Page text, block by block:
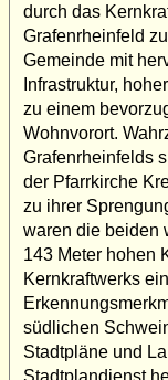
durch das
Grafenrheinfeld
Gemeinde mit
Infrastruktur,
zu einem
Wohnvorort.
Grafenrheinfelds
der Pfarrkirche
zu ihrer
waren die beiden
143 Meter hohen
Kernkraftwerks ein
südlichen
Stadtpläne und
Stadtplandienst